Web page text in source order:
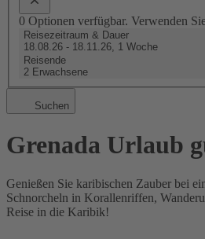
0 Optionen verfügbar. Verwenden
Reisezeitraum & Dauer
18.08.26 - 18.11.26, 1 Woche
Reisende
2 Erwachsene
Suchen
Grenada Urlaub
Genießen Sie karibischen Zauber bei
Schnorcheln in Korallenriffen,
Reise in die Karibik!